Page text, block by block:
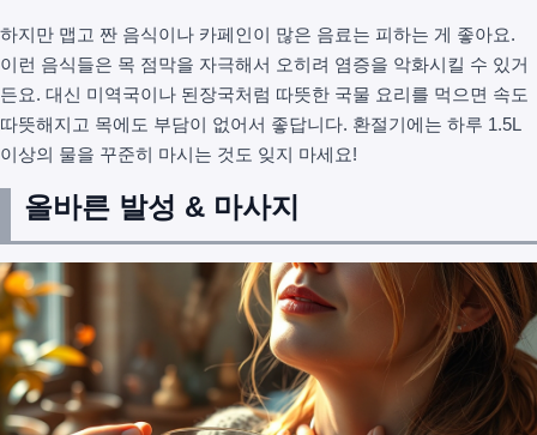
하지만 맵고 짠 음식이나 카페인이 많은 음료는 피하는 게 좋아요.
이런 음식들은 목 점막을 자극해서 오히려 염증을 악화시킬 수 있거
든요. 대신 미역국이나 된장국처럼 따뜻한 국물 요리를 먹으면 속도
따뜻해지고 목에도 부담이 없어서 좋답니다. 환절기에는 하루 1.5L
이상의 물을 꾸준히 마시는 것도 잊지 마세요!
올바른 발성 & 마사지